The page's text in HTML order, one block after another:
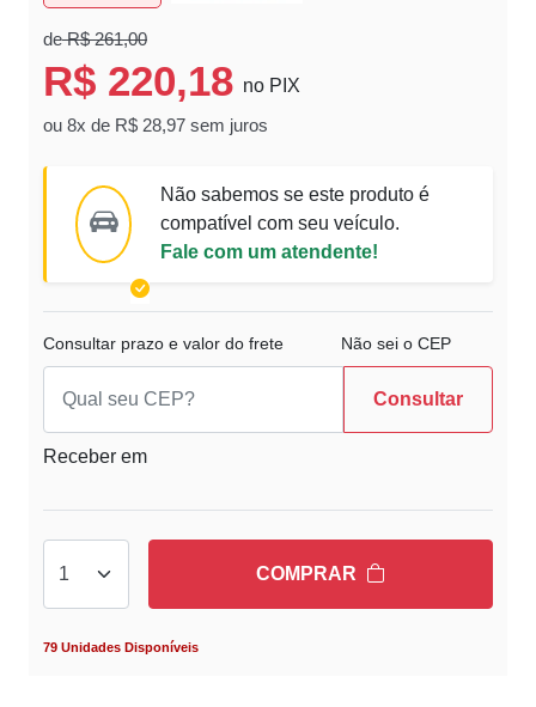
deR$ 261,00
R$ 220,18 no PIX
ou 8x de R$ 28,97 sem juros
Não sabemos se este produto é
compatível com seu veículo.
Fale com um atendente!
Consultar prazo e valor do frete Não sei o CEP
Consultar
Receber em
COMPRAR
79 Unidades Disponíveis